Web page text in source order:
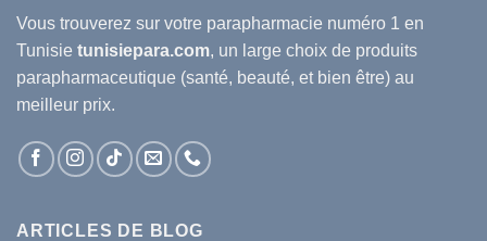
Vous trouverez sur votre parapharmacie numéro 1 en
Tunisie tunisiepara.com, un large choix de produits
parapharmaceutique (santé, beauté, et bien être) au
meilleur prix.
ARTICLES DE BLOG